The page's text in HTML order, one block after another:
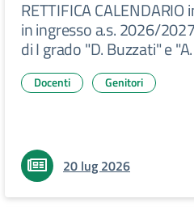
RETTIFICA
in ingresso a.s. 2026/
di I grado "D. Buzzati" e
Docenti Genitori
20 lug 2026